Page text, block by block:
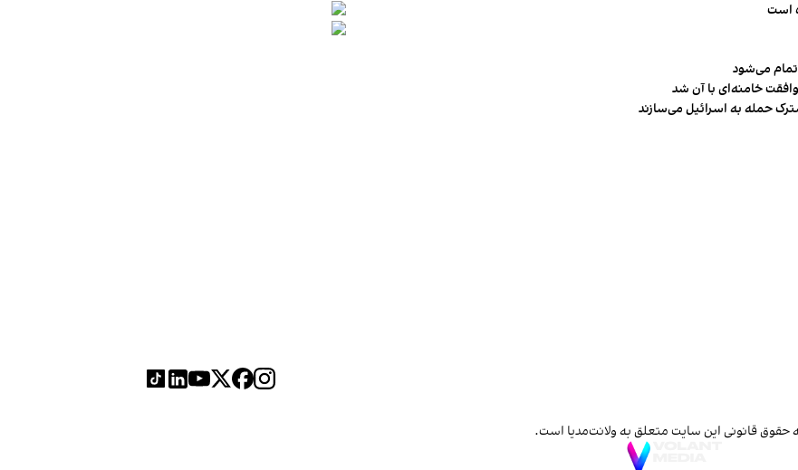
است
تمام می‌شود
خامنه‌ای با آن شد
حمله به اسرائیل می‌سازند
حقوق قانونی این سایت متعلق به ولانت‌مدیا است.